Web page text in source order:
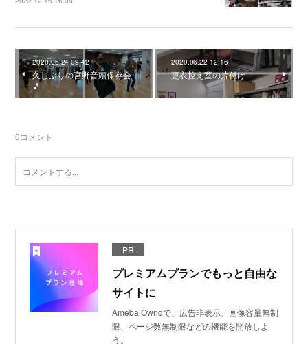
2020.06.24 09:42
久しぶりの宮野音頭保存会
🎵
2020.06.22 12:16
更衣控え室の片付け
0コメント
PR
プレミアムプランでもっと自由な
サイトに
Ameba Owndで、広告非表示、画像容量無制
限、ページ数無制限などの機能を開放しよ
う。